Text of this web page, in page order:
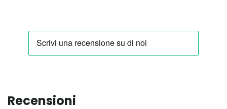
Recensioni